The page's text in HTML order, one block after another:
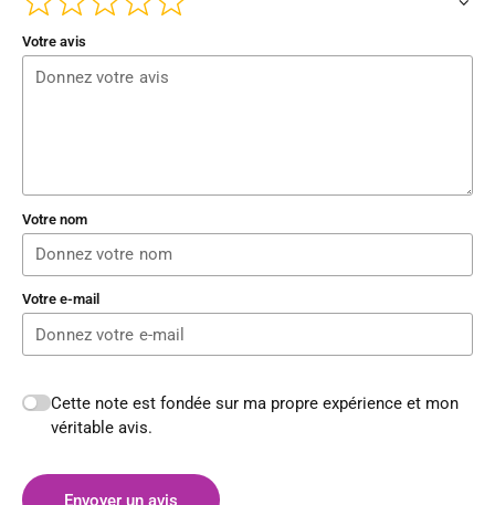
Votre avis
Votre nom
Votre e-mail
Cette note est fondée sur ma propre expérience et mon
véritable avis.
Envoyer un avis